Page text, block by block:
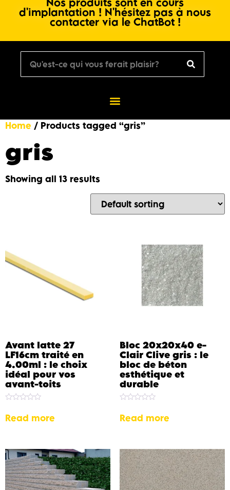
d'implantation ! N'hésitez pas à nous
contacter via le ChatBot !
Home / Products tagged “gris”
gris
Showing all 13 results
Avant latte 27
LF16cm traité en
4.00ml : le choix
idéal pour vos
avant-toits
0
out
Read more
Bloc 20x20x40 e-
Clair Clive gris : le
bloc de béton
esthétique et
durable
0
out
Read more